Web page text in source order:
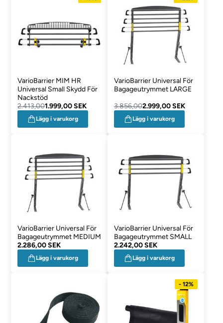
VarioBarrier MIM HR
Universal Small Skydd För
Nackstöd
2.413,001.999,00 SEK
Lägg i varukorg
VarioBarrier Universal För
Bagageutrymmet LARGE
3.856,002.999,00 SEK
Lägg i varukorg
VarioBarrier Universal För
Bagageutrymmet MEDIUM
2.286,00 SEK
Lägg i varukorg
VarioBarrier Universal För
Bagageutrymmet SMALL
2.242,00 SEK
Lägg i varukorg
- 12%